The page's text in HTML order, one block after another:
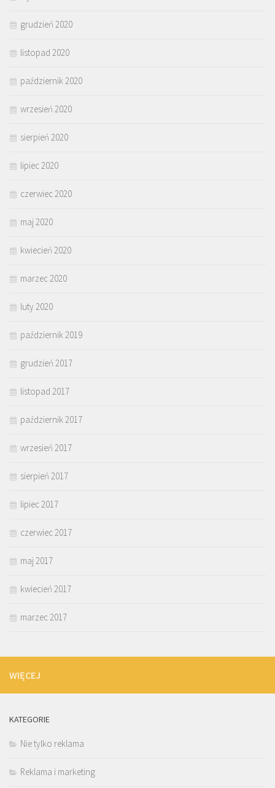
grudzień 2020
listopad 2020
październik 2020
wrzesień 2020
sierpień 2020
lipiec 2020
czerwiec 2020
maj 2020
kwiecień 2020
marzec 2020
luty 2020
październik 2019
grudzień 2017
listopad 2017
październik 2017
wrzesień 2017
sierpień 2017
lipiec 2017
czerwiec 2017
maj 2017
kwiecień 2017
marzec 2017
WIĘCEJ
KATEGORIE
Nie tylko reklama
Reklama i marketing